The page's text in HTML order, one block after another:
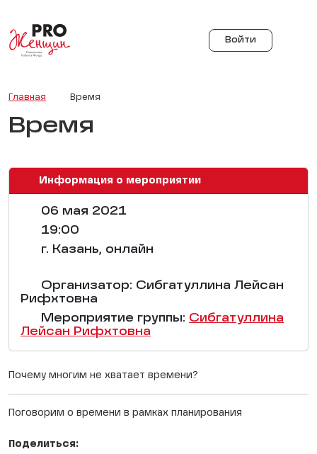
Войти
Главная Время
Время
Информация о мероприятии
06 мая 2021
19:00
г. Казань, онлайн
Организатор: Сибгатуллина Лейсан
Рифхтовна
Мероприятие группы: Сибгатуллина
Лейсан Рифхтовна
Почему многим не хватает времени?
Поговорим о времени в рамках планирования
Поделиться: